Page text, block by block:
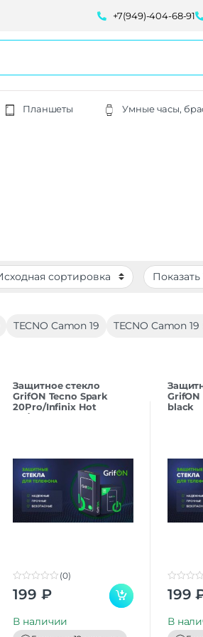
+7(949)-404-68-91
Планшеты Умные часы,
TECNO Camon 19 TECNO Camon 19
Защитнoe cтекло
GrifON Tecno Spark
20Pro/Infinix Hot
40/Hot 40Pro black
0
o
(0)
199 ₽
В наличии
GrifON
black
0
o
199
В